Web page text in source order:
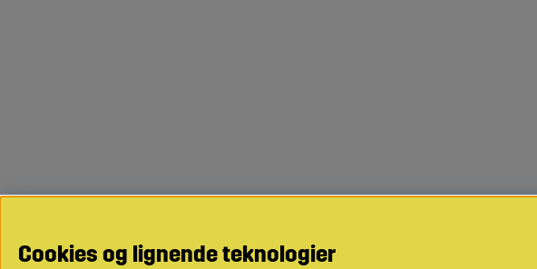
Cookies og lignende teknologier